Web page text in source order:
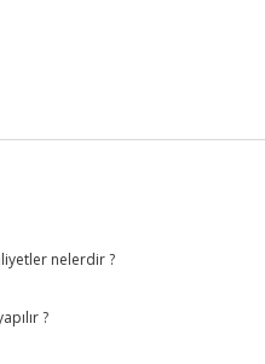
nelerdir ?
?